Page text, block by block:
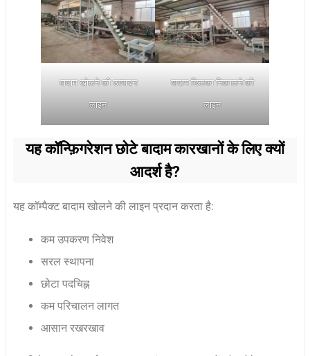
बादाम खोलने की उत्पादन
लाइन
बादाम छिलका निकालने की
लाइन
यह कॉन्फ़िगरेशन छोटे बादाम कारखानों के लिए क्यों
आदर्श है?
यह कॉम्पैक्ट बादाम खोलने की लाइन प्रदान करता है:
कम उपकरण निवेश
सरल स्थापना
छोटा पदचिह्न
कम परिचालन लागत
आसान रखरखाव